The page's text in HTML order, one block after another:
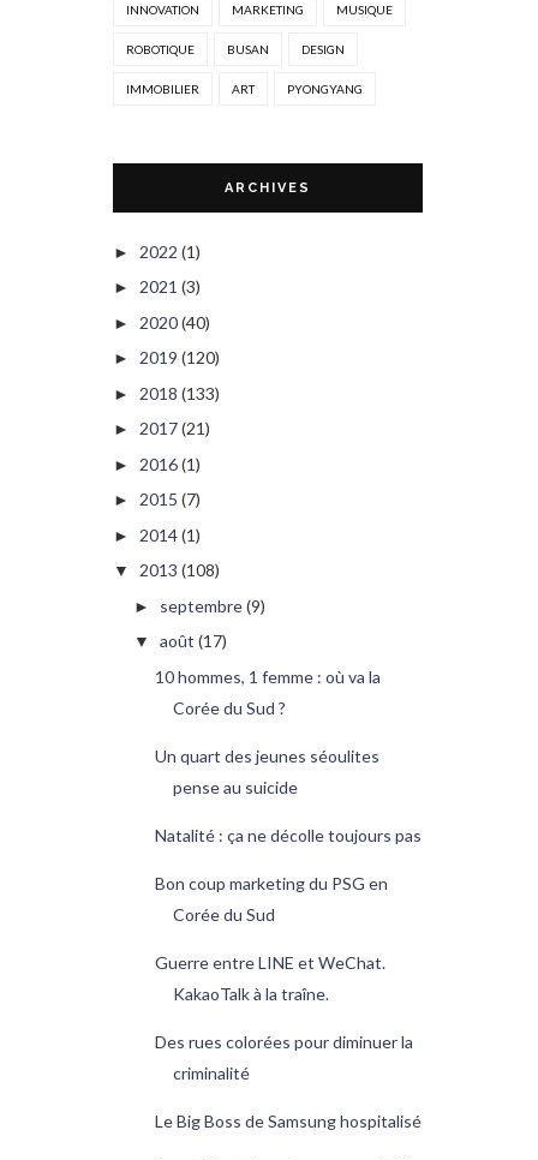
INNOVATION MARKETING MUSIQUE
ROBOTIQUE BUSAN DESIGN
IMMOBILIER ART PYONGYANG
ARCHIVES
► 2022 (1)
► 2021 (3)
► 2020(40)
► 2019 (120)
► 2018 (133)
► 2017(21)
► 2016(1)
► 2015 (7)
► 2014(1)
▼ 2013 (108)
► septembre(9)
▼ août (17)
10 hommes, 1 femme : où va la
Corée du Sud ?
Un quart des jeunes séoulites
pense au suicide
Natalité : ça ne décolle toujours pas
Bon coup marketing du PSG en
Corée du Sud
Guerre entre LINE et WeChat.
KakaoTalk à la traîne.
Des rues colorées pour diminuer la
criminalité
Le Big Boss de Samsung hospitalisé